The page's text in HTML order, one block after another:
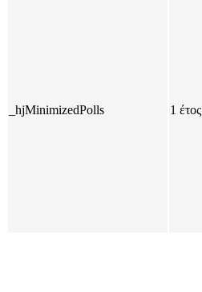
_hjMinimizedPolls 1 έτος